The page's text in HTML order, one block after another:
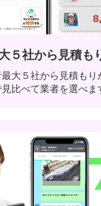
５社から見積も
大５社から見積もり
比べて業者を選べま